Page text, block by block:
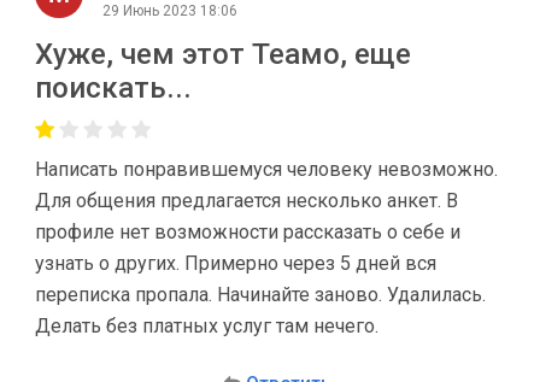
29 Июнь 2023 18:06
Хуже, чем этот Теамо, еще
поискать...
Написать понравившемуся человеку невозможно.
Для общения предлагается несколько анкет. В
профиле нет возможности рассказать о себе и
узнать о других. Примерно через 5 дней вся
переписка пропала. Начинайте заново. Удалилась.
Делать без платных услуг там нечего.